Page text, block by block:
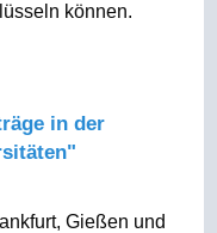
können.
in der
Gießen und